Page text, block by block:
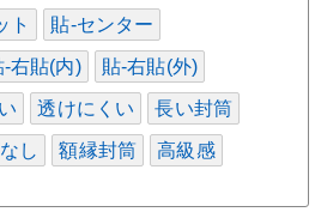
ト 貼-センター
-右貼(内) 貼-右貼(外)
透けにくい 長い封筒
し 額縁封筒 高級感